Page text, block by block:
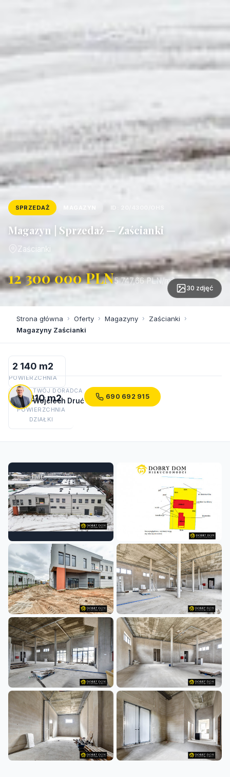
SPRZEDAŻ
Magazyn | Sprzedaż — Zaścianki
Zaścianki
12 300 000 PLN5 747,66 PLN/m²
30 zdjęć
Strona główna › Oferty › Magazyny › Zaścianki ›
Magazyny Zaścianki
2 140 m2
POWIERZCHNIA
4 210 m2
POWIERZCHNIA
DZIAŁKI
TWÓJ DORADCA
Wojciech Druć 690 692 915